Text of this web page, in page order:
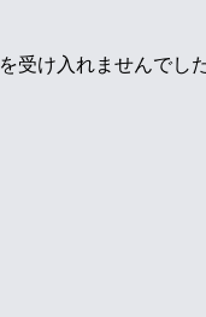
受け入れませんでした